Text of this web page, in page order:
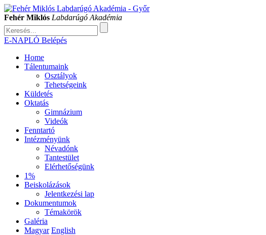
Fehér Miklós Labdarúgó Akadémia
E-NAPLÓ Belépés
Home
Tálentumaink
Osztályok
Tehetségeink
Küldetés
Oktatás
Gimnázium
Videók
Fenntartó
Intézményünk
Névadónk
Tantestület
Elérhetőségünk
1%
Beiskolázások
Jelentkezési lap
Dokumentumok
Témakörök
Galéria
Magyar English